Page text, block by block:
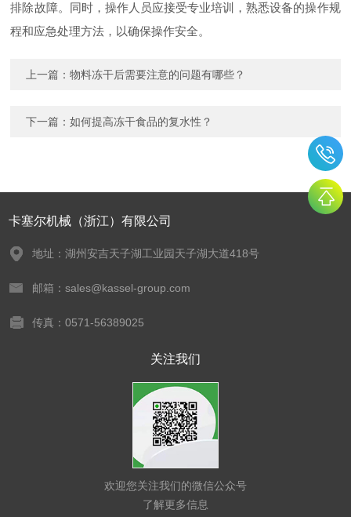
排除故障。同时，操作人员应接受专业培训，熟悉设备的操作规
程和应急处理方法，以确保操作安全。
上一篇：物料冻干后需要注意的问题有哪些？
下一篇：如何提高冻干食品的复水性？
卡塞尔机械（浙江）有限公司
地址：湖州安吉天子湖工业园天子湖大道418号
邮箱：sales@kassel-group.com
传真：0571-56389025
关注我们
欢迎您关注我们的微信公众号
了解更多信息